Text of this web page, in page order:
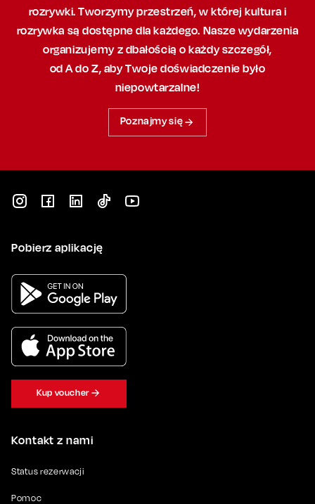
rozrywki. Tworzymy przestrzeń,w której kultura i
rozrywka są dostępne dla każdego. Nasze wydarzenia
organizujemy z dbałością o każdy szczegół,
od A do Z, abyTwoje doświadczenie było
niepowtarzalne!
Poznajmy się
Kontakt z nami
Status rezerwacji
Pomoc
Pobierz aplikację
Kup voucher